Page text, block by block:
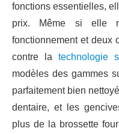
fonctions essentielles,
prix. Même si elle
fonctionnement et deux
contre la technologie
modèles des gammes
parfaitement bien
dentaire, et les
plus de la brossette